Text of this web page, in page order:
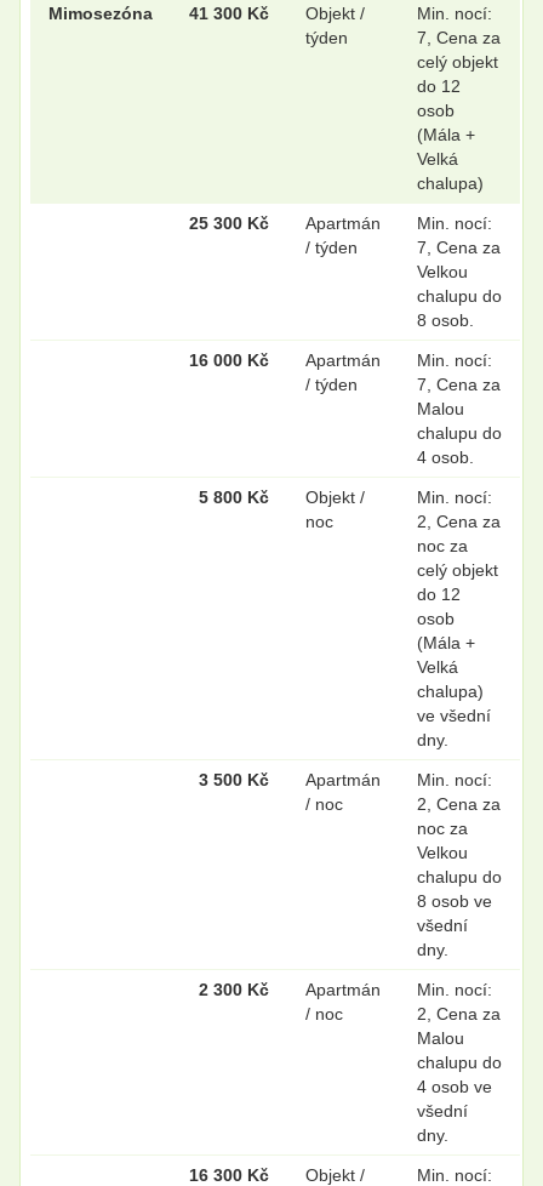
Mimosezóna 41 300 Kč
Objekt /
týden
Min. nocí:
7, Cena za
celý objekt
do 12
osob
(Mála +
Velká
chalupa)
25 300 Kč
Apartmán
/ týden
Min. nocí:
7, Cena za
Velkou
chalupu do
8 osob.
16 000 Kč
Apartmán
/ týden
Min. nocí:
7, Cena za
Malou
chalupu do
4 osob.
5 800 Kč
Objekt /
noc
Min. nocí:
2, Cena za
noc za
celý objekt
do 12
osob
(Mála +
Velká
chalupa)
ve všední
dny.
3 500 Kč
Apartmán
/ noc
Min. nocí:
2, Cena za
noc za
Velkou
chalupu do
8 osob ve
všední
dny.
2 300 Kč
Apartmán
/ noc
Min. nocí:
2, Cena za
Malou
chalupu do
4 osob ve
všední
dny.
16 300 Kč
Objekt /
Min. nocí: